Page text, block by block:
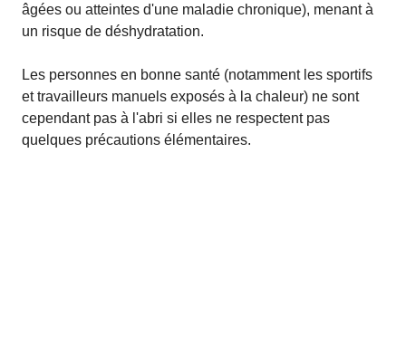
âgées ou atteintes d'une maladie chronique), menant à
un risque de déshydratation.
Les personnes en bonne santé (notamment les sportifs
et travailleurs manuels exposés à la chaleur) ne sont
cependant pas à l'abri si elles ne respectent pas
quelques précautions élémentaires.